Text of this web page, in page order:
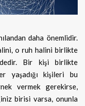
daha önemlidir.
o ruh halini birlikte
Bir kişi birlikte
yaşadığı kişileri bu
vermek gerekirse,
birisi varsa, onunla